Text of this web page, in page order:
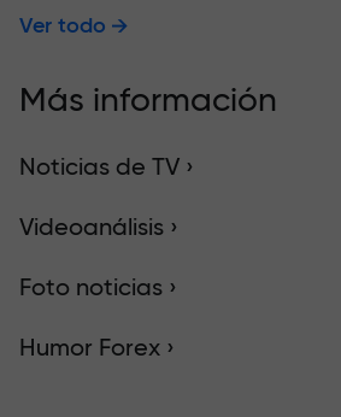
Ver todo
Más información
Noticias de TV ›
Videoanálisis ›
Foto noticias ›
Humor Forex ›